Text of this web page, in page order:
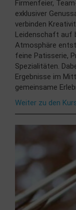
Firmenfeier,
exklusiver
verbinden
Leidenschaft auf
Atmosphäre
feine Patisserie,
Spezialitäten.
Ergebnisse im
gemeinsame
Weiter zu den